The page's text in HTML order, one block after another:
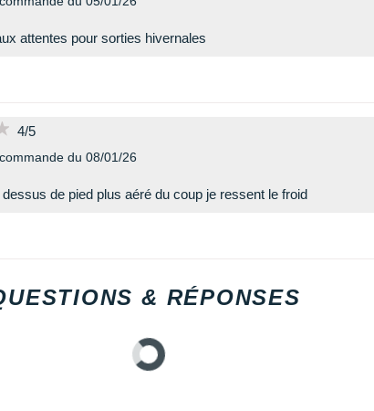
attentes pour sorties hivernales
4/5
du 08/01/26
dessus de pied plus aéré du coup je ressent le froid
& RÉPONSES